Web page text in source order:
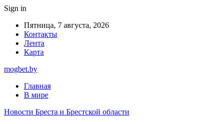
Sign in
Пятница, 7 августа, 2026
Контакты
Лента
Карта
mogbet.by
Главная
В мире
Новости Бреста и Брестской области